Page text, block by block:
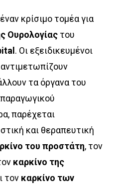
κρίσιμο τομέα για
Ουρολογίαςτου
. Οι εξειδικευμένοι
τα όργανα του
παρέχεται
και θεραπευτική
του προστάτη, τον
καρκίνο της
τον καρκίνο των